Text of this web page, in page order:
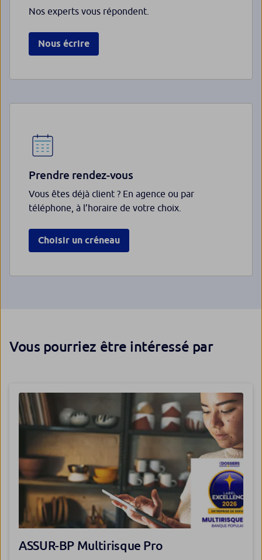
Nos experts vous répondent.
Nous écrire
Prendre rendez-vous
Vous êtes déjà client ? En agence ou par
téléphone, à l’horaire de votre choix.
Choisir un créneau
Vous pourriez être intéressé par
ASSUR-BP Multirisque Pro